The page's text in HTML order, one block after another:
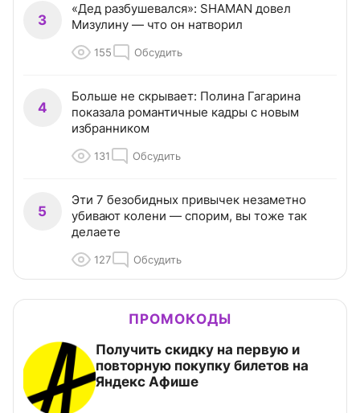
3
«Дед разбушевался»: SHAMAN довел
Мизулину — что он натворил
155 Обсудить
4
Больше не скрывает: Полина Гагарина
показала романтичные кадры с новым
избранником
131 Обсудить
5
Эти 7 безобидных привычек незаметно
убивают колени — спорим, вы тоже так
делаете
127 Обсудить
ПРОМОКОДЫ
Получить скидку на первую и
повторную покупку билетов на
Яндекс Афише